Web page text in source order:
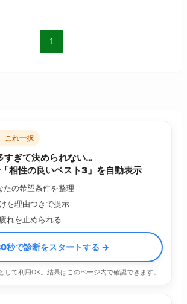
1
これ一択
すぎて決められない…
相性の良いベスト3」を自動表示
たの希望条件を整理
を理由つきで提示
れを止められる
秒で診断をスタートする →
して利用OK。結果はこのページ内で確認できます。